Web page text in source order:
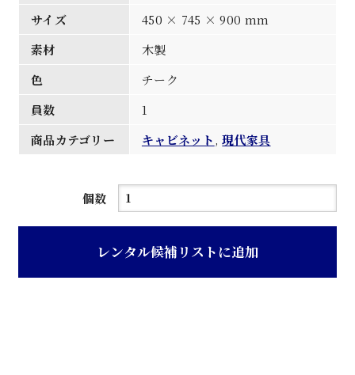
サイズ
450 × 745 × 900 mm
素材
木製
色
チーク
員数
1
商品カテゴリー
キャビネット,現代家具
個数
チ
色
レンタル候補リストに追加